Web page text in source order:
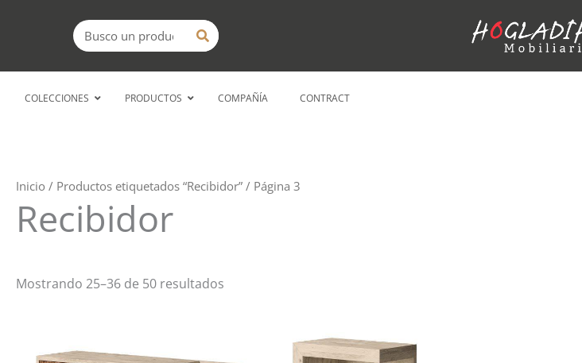
Buscar
COLECCIONES PRODUCTOS COMPAÑÍA CONTRACT
Inicio / Productos etiquetados “Recibidor” / Página 3
Recibidor
Mostrando 25–36 de 50 resultados